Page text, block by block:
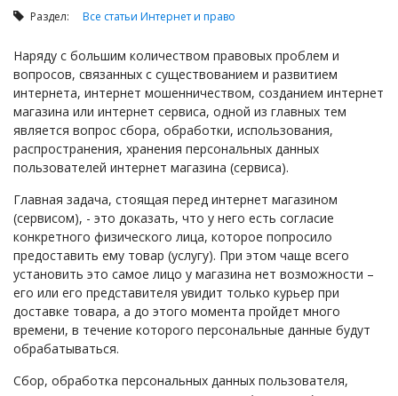
Займы
Регистрация ТОО
Проверка государственных органов
Интернет и право
Корпоративные отношения
Государственные закупки
Заключение, изменение и расторжение договоров
Налоги и налогообложение
Новости сервиса
Архив
Раздел: Все статьи Интернет и право
Наряду с большим количеством правовых проблем и
вопросов, связанных с существованием и развитием
интернета, интернет мошенничеством, созданием интернет
магазина или интернет сервиса, одной из главных тем
является вопрос сбора, обработки, использования,
распространения, хранения персональных данных
пользователей интернет магазина (сервиса).
Главная задача, стоящая перед интернет магазином
(сервисом), - это доказать, что у него есть согласие
конкретного физического лица, которое попросило
предоставить ему товар (услугу). При этом чаще всего
установить это самое лицо у магазина нет возможности –
его или его представителя увидит только курьер при
доставке товара, а до этого момента пройдет много
времени, в течение которого персональные данные будут
обрабатываться.
Сбор, обработка персональных данных пользователя,